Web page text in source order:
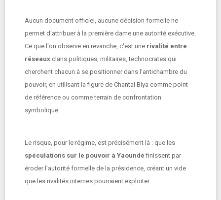
Aucun document officiel, aucune décision formelle ne
permet d'attribuer à la première dame une autorité exécutive.
Ce que l'on observe en revanche, c'est une rivalité entre
réseaux clans politiques, militaires, technocrates qui
cherchent chacun à se positionner dans l'antichambre du
pouvoir, en utilisant la figure de Chantal Biya comme point
de référence ou comme terrain de confrontation
symbolique.
Le risque, pour le régime, est précisément là : que les
spéculations sur le pouvoir à Yaoundé finissent par
éroder l'autorité formelle de la présidence, créant un vide
que les rivalités internes pourraient exploiter.